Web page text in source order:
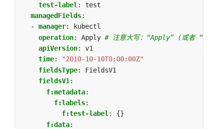
test-label :
test
managedFields:
- manager:
kubectl
operation: Apply # 注意大写：“Apply” (或者
apiVersion:
v1
time:
"2010-10-10T0:00:00Z"
fieldsType:
FieldsV1
fieldsV1:
f:metadata:
f:labels:
f:test-label:
{}
f:data: